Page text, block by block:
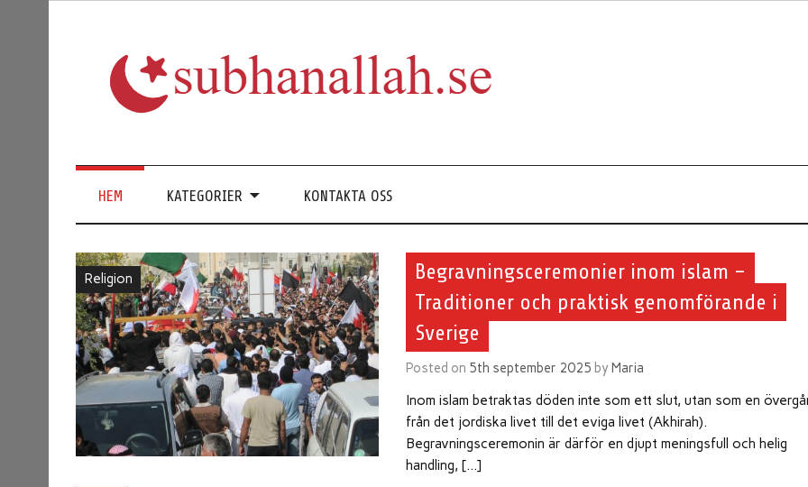
HEM KATEGORIER KONTAKTA OSS
Religion
Begravningsceremonier inom islam –
Traditioner och praktisk genomförande i
Sverige
Posted on 5th september 2025 byMaria
Inom islam betraktas döden inte som ett slut, utan som en
från det jordiska livet till det eviga livet (Akhirah).
Begravningsceremonin är därför en djupt meningsfull och helig
handling, […]